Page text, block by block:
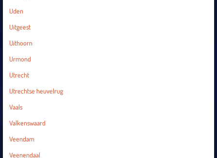
Uden
Uitgeest
Uithoorn
Urmond
Utrecht
Utrechtse heuvelrug
Vaals
Valkenswaard
Veendam
Veenendaal